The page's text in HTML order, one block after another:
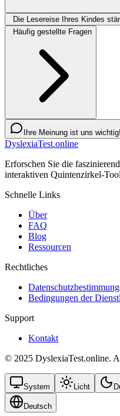
Die Lesereise Ihres Kindes
Häufig gestellte Fragen
Ihre Meinung ist uns wichtig!
DyslexiaTest.online
Erforschen Sie die
interaktiven Quintenzirkel-
Schnelle Links
Über
FAQ
Blog
Ressourcen
Rechtliches
Bedingungen der
Support
Kontakt
© 2025 DyslexiaTest.online.
System Licht
Deutsch